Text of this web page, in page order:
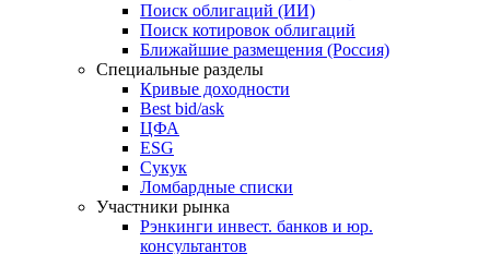
Поиск облигаций (ИИ)
Поиск котировок облигаций
Ближайшие размещения (Россия)
Специальные разделы
Кривые доходности
Best bid/ask
ЦФА
ESG
Сукук
Ломбардные списки
Участники рынка
Рэнкинги инвест. банков и юр.
консультантов